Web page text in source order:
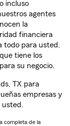
incluso
agentes
la
financiera
todo para usted.
tiene los
su negocio.
TX para
empresas y
usted.
completa de la